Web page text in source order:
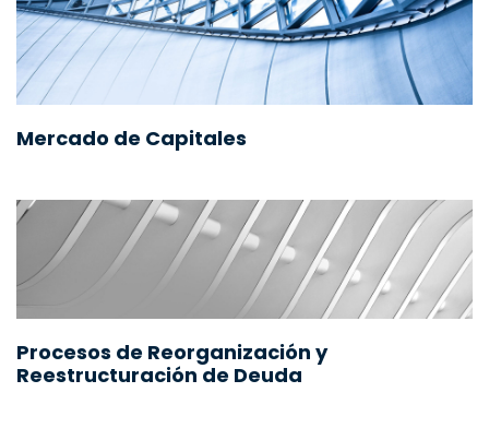
Mercado de Capitales
Procesos de Reorganización y
Reestructuración de Deuda